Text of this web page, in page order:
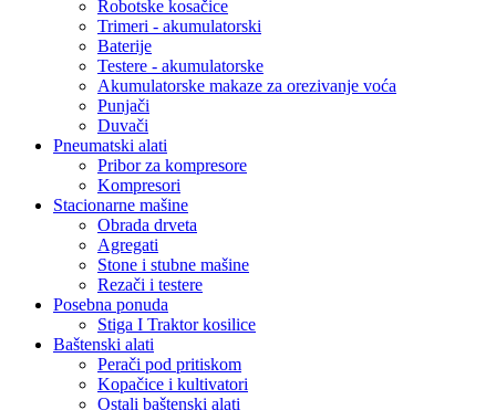
Robotske kosačice
Trimeri - akumulatorski
Baterije
Testere - akumulatorske
Akumulatorske makaze za orezivanje voća
Punjači
Duvači
Pneumatski alati
Pribor za kompresore
Kompresori
Stacionarne mašine
Obrada drveta
Agregati
Stone i stubne mašine
Rezači i testere
Posebna ponuda
Stiga I Traktor kosilice
Baštenski alati
Perači pod pritiskom
Kopačice i kultivatori
Ostali baštenski alati